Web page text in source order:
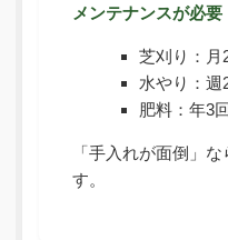
メンテナンスが必要
芝刈り：月
水やり：週
肥料：年3回
「手入れが面倒」
す。